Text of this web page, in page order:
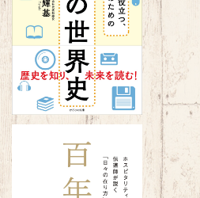
仕事に役立つ、日本人のための
情報の世界史
¥1,650